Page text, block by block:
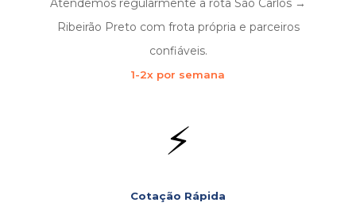
Atendemos regularmente a rota São Carlos →
Ribeirão Preto com frota própria e parceiros
confiáveis.
1-2x por semana
⚡
Cotação Rápida